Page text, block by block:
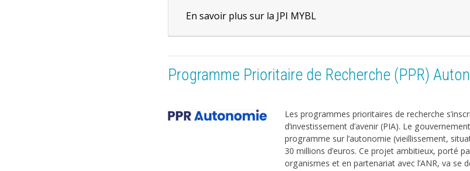
En savoir plus sur la JPI MYBL
Programme Prioritaire de Recherche (PPR)
Les programmes prioritaires de recherche
d’investissement d’avenir (PIA). Le
programme sur l’autonomie (vieillissement,
30 millions d’euros. Ce projet ambitieux, porté
organismes et en partenariat avec l’ANR, va se